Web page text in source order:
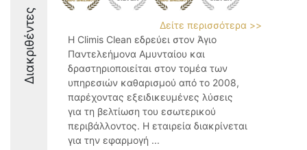
Διακριθέντες
Δείτε περισσότερα >>
Η Climis Clean εδρεύει στον Άγιο
Παντελεήμονα Αμυνταίου και
δραστηριοποιείται στον τομέα των
υπηρεσιών καθαρισμού από το 2008,
παρέχοντας εξειδικευμένες λύσεις
για τη βελτίωση του εσωτερικού
περιβάλλοντος. Η εταιρεία διακρίνεται
για την εφαρμογή ...